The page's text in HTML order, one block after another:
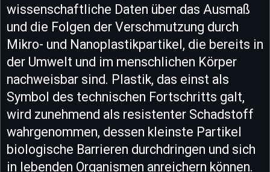
wissenschaftliche Daten über das Ausmaß
und die Folgen der Verschmutzung durch
Mikro- und Nanoplastikpartikel, die bereits in
der Umwelt und im menschlichen Körper
nachweisbar sind. Plastik, das einst als
Symbol des technischen Fortschritts galt,
wird zunehmend als resistenter Schadstoff
wahrgenommen, dessen kleinste Partikel
biologische Barrieren durchdringen und sich
in lebenden Organismen anreichern können.